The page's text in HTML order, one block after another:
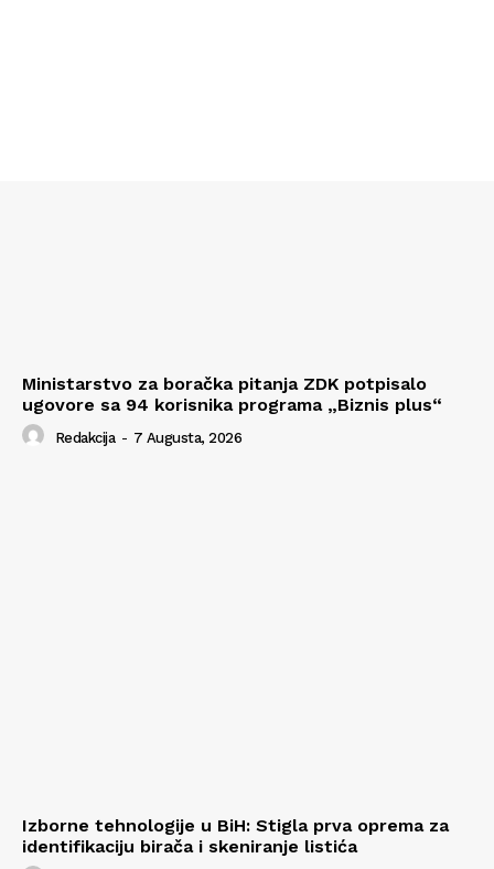
Ministarstvo za boračka pitanja ZDK potpisalo
ugovore sa 94 korisnika programa „Biznis plus“
Redakcija - 7 Augusta, 2026
Izborne tehnologije u BiH: Stigla prva oprema za
identifikaciju birača i skeniranje listića